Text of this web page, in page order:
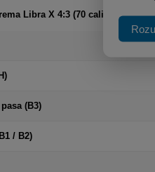
Libra X 4:3 (70 cali)
(B3)
/ B2)